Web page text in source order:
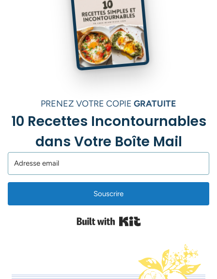
PRENEZ VOTRE COPIE GRATUITE
10 Recettes Incontournables
dans Votre Boîte Mail
Souscrire
Built with Kit